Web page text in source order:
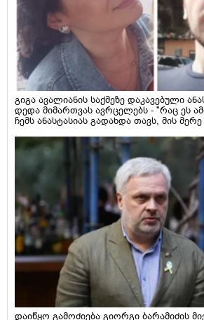
გიგა ავალიანის საქმეზე დაკავებული
დედა მიმართვას ავრცელებს - "რაც ეს
ჩემს ანასტასიას გადახდა თავს, მის
დაიწყო გამოძიება გიორგი ბარამიძის